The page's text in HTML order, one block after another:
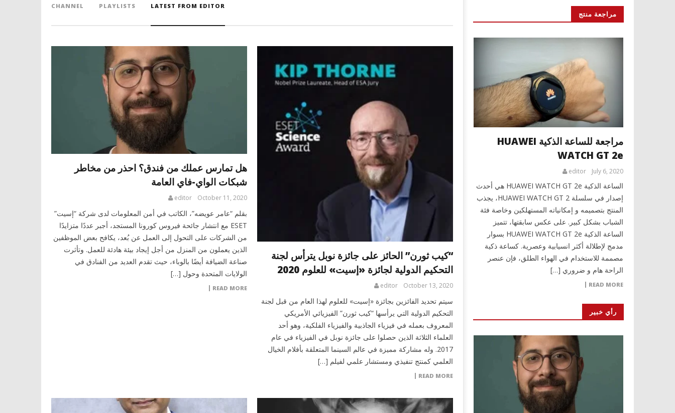
LATEST FROM EDITOR
PLAYLISTS
CHANNEL
“كيب ثورن” الحائز على جائزة نوبل يترأس لجنة
التحكيم الدولية لجائزة «إسيت» للعلوم 2020
October 13, 2020
editor
سيتم تحديد الفائزين بجائزة «إسيت» للعلوم لهذا العام من قبل لجنة
التحكيم الدولية التي يرأسها “كيب ثورن” الفيزيائي الأمريكي
المعروف بعمله في فيزياء الجاذبية والفيزياء الفلكية، وهو أحد
العلماء الثلاثة الذين حصلوا على جائزة نوبل في الفيزياء في عام
2017. وله مشاركة مميزة في عالم السينما المتعلقة بأفلام الخيال
العلمي كمنتج تنفيذي ومستشار علمي لفيلم […]
READ MORE
هل تمارس عملك من فندق؟ احذر من مخاطر
شبكات الواي-فاي العامة
October 11, 2020
editor
بقلم “عامر عويضه”، الكاتب في أمن المعلومات لدى شركة “إسيت”
ESET مع انتشار جائحة فيروس كورونا المستجد، أجبر عددًا متزايدًا
من الشركات على التحول إلى العمل عن بُعد، يكافح بعض الموظفين
الذين يعملون من المنزل من أجل إيجاد بيئة هادئة للعمل. وتأثرت
صناعة الضيافة أيضًا بالوباء، حيث تقدم العديد من الفنادق في
الولايات المتحدة وحول […]
READ MORE
مراجعة منتج
مراجعة للساعة الذكية HUAWEI
WATCH GT 2e
July 6, 2020
editor
الساعة الذكية HUAWEI WATCH GT 2e هي أحدث
إصدار في سلسلة HUAWEI WATCH GT 2، يجذب
المنتج بتصميمه و إمكانياته المستهلكين وخاصة فئة
الشباب بشكل كبير. على عكس سابقتها، تتميز
الساعة الذكية HUAWEI WATCH GT 2e بسوار
مدمج لإطلالة أكثر انسيابية وعصرية. كساعة ذكية
مصممة للاستخدام في الهواء الطلق، فإن عنصر
الراحة هام و ضروري […]
READ MORE
رأي خبير